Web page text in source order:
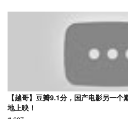
【越哥】豆瓣9.1分，国产电影另一
地上映！